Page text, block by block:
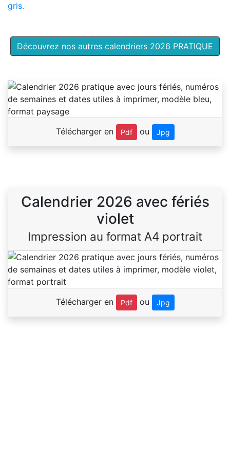
gris.
Découvrez nos autres calendriers 2026 PRATIQUE
Télécharger en Pdf ou Jpg
Calendrier 2026 avec fériés
violet
Impression au format A4 portrait
Télécharger en Pdf ou Jpg